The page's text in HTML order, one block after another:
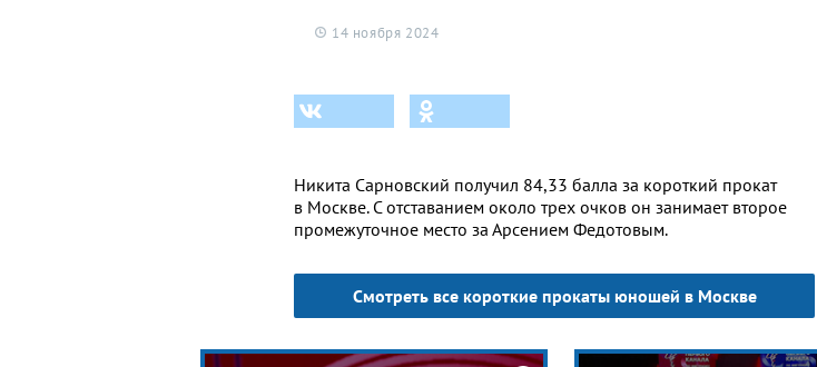
14 ноября 2024
Никита Сарновский получил 84,33 балла за короткий прокат
в Москве. С отставанием около трех очков он занимает второе
промежуточное место за Арсением Федотовым.
Смотреть все короткие прокаты юношей в Москве